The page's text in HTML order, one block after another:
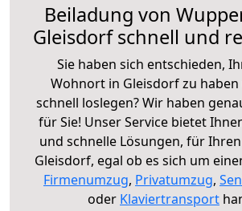
Beiladung von
Gleisdorf schnell und
Sie haben sich entschieden,
Wohnort in Gleisdorf zu
schnell loslegen? Wir haben
für Sie! Unser Service bietet
und schnelle Lösungen, für
Gleisdorf, egal ob es sich um
Firmenumzug, Privatumzug,
oder Klaviertransport